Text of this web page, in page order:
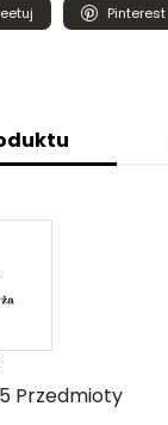
Pinterest
Przedmioty